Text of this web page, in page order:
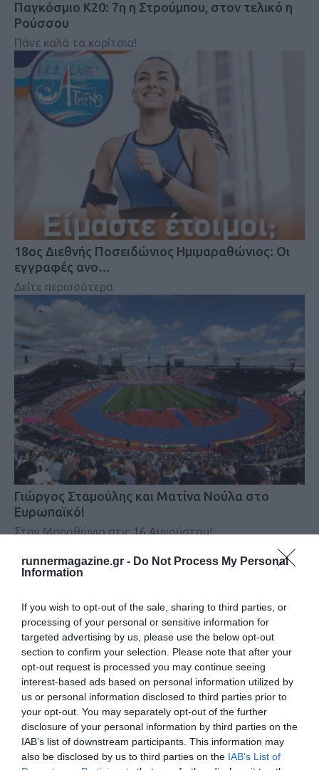
runnermagazine.gr - Do Not Process My Personal
Information
If you wish to opt-out of the sale, sharing to third parties, or
processing of your personal or sensitive information for
targeted advertising by us, please use the below opt-out
section to confirm your selection. Please note that after your
opt-out request is processed you may continue seeing
interest-based ads based on personal information utilized by
us or personal information disclosed to third parties prior to
your opt-out. You may separately opt-out of the further
disclosure of your personal information by third parties on the
IAB’s list of downstream participants. This information may
also be disclosed by us to third parties on the IAB’s List of
Παγκόσμιο Κ20: 7η η Στρούμπου, στον τελικό η
Ρούσσου
Πάνε καλά τα κορίτσια!
18oς Διεθνής Ποσειδώνιος Ημιμαραθώνιος: Οι
εγγραφές ανο…
Δείτε περισσότερα
Γιώργος Σταμούλης και Ματίνα Νούλα στο
Ευρωπαϊκό!
Στον Μαραθώνιο στις 16 Αυγούστου!